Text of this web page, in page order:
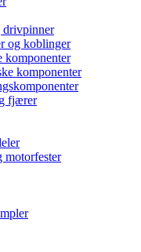
drivpinner
og koblinger
komponenter
komponenter
fjærer
motorfester